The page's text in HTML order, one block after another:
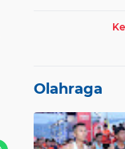
Olahraga